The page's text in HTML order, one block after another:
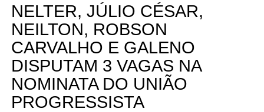
NELTER, JÚLIO CÉSAR,
NEILTON, ROBSON
CARVALHO E GALENO
DISPUTAM 3 VAGAS NA
NOMINATA DO UNIÃO
PROGRESSISTA